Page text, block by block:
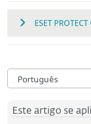
ESET
Português
Este artigo se